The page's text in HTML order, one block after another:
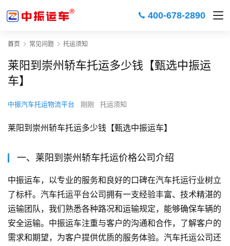
400-678-2890
首页 常见问题 托运须知
莱阳到崇州轿车托运多少钱【甄选中振运
车】
中振汽车托运物流平台 刚刚 托运须知
莱阳到崇州轿车托运多少钱【甄选中振运车】
一、莱阳到崇州轿车托运价格公司介绍
中振运车，以专业的服务和良好的口碑在汽车托运行业树立
了标杆。汽车托运平台公司拥有一支经验丰富、技术精湛的
运输团队，我们熟悉各种路况和运输规定，能够确保车辆的
安全运输。中振运车注重与客户的沟通和合作，了解客户的
需求和期望，为客户提供优质的服务体验。汽车托运公司还